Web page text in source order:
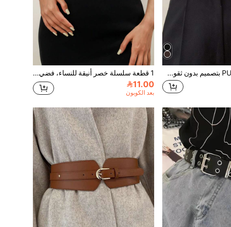
1 قطعة حزام جلد PU بتصميم بدون ثقوب قابل للتعديل باللون البني الداكن، مناسب للصيف والمدرسة والخريف وعيد الهالوين 1 قطعة سلسلة خصر أنيقة للنساء، فضي، متعددة الاستخدامات للصيف والمدرسة والخريف وعيد الهالوين
11.00
بعد الكوبون